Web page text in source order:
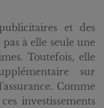
et des
à elle seule une
Toutefois, elle
sur
Comme
investissements